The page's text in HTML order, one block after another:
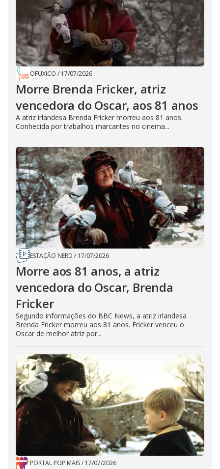
OFUXICO / 17/07/2026
Morre Brenda Fricker, atriz
vencedora do Oscar, aos 81 anos
A atriz irlandesa Brenda Fricker morreu aos 81 anos.
Conhecida por trabalhos marcantes no cinema...
ESTAÇÃO NERD / 17/07/2026
Morre aos 81 anos, a atriz
vencedora do Oscar, Brenda
Fricker
Segundo informações do BBC News, a atriz irlandesa
Brenda Fricker morreu aos 81 anos. Fricker venceu o
Oscar de melhor atriz por...
PORTAL POP MAIS/ 17/07/2026